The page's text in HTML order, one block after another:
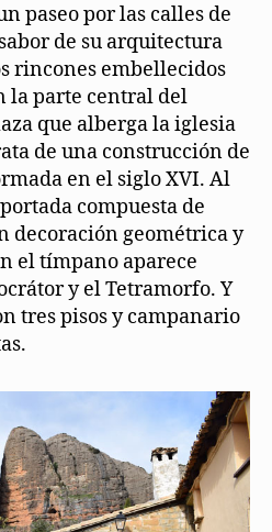
paseo por las calles de
de su arquitectura
rincones embellecidos
la parte central del
que alberga la iglesia
de una construcción de
en el siglo XVI. Al
compuesta de
decoración geométrica y
el tímpano aparece
y el Tetramorfo. Y
tres pisos y campanario